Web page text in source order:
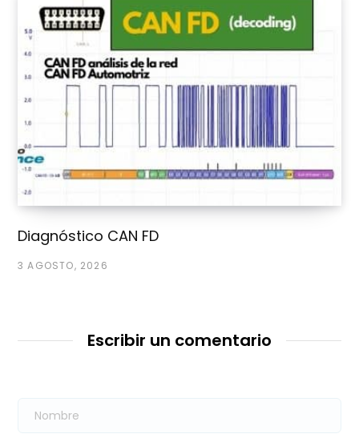
Diagnóstico CAN FD
3 AGOSTO, 2026
Escribir un comentario